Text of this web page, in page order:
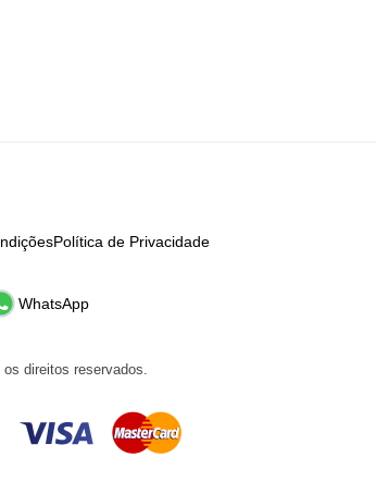
Política de Privacidade
WhatsApp
direitos reservados.